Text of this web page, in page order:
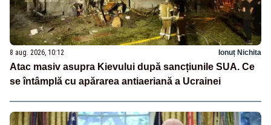
8 aug. 2026, 10:12 Ionuț Nichita
Atac masiv asupra Kievului după sancțiunile SUA. Ce
se întâmplă cu apărarea antiaeriană a Ucrainei